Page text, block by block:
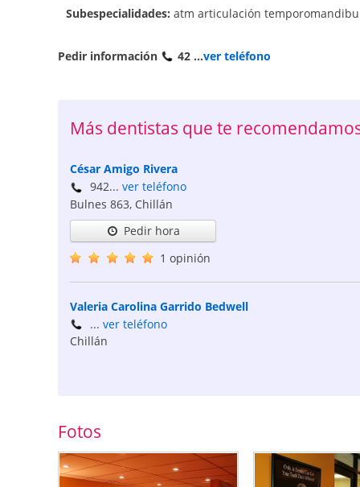
Subespecialidades: atm articulación
Pedir información 42 ...ver teléfono
Más dentistas que te
César Amigo Rivera
942... ver teléfono
Bulnes 863, Chillán
Pedir hora
1 opinión
Valeria Carolina Garrido Bedwell
... ver teléfono
Chillán
Fotos